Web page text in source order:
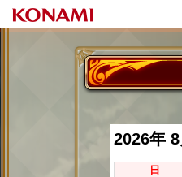
2026年 8
日